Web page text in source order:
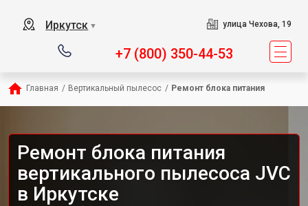
Иркутск ▼ улица Чехова, 19
+7 (800) 350-44-53
Главная / Вертикальный пылесос / Ремонт блока питания
Ремонт блока питания
вертикального пылесоса JVC
в Иркутске